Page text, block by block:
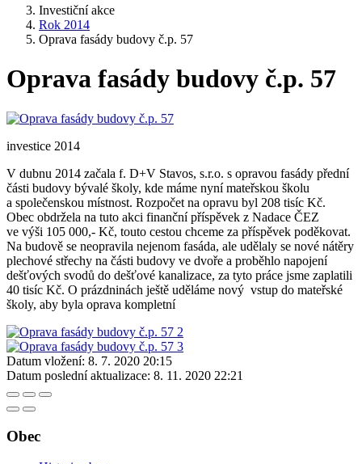
Investiční akce
Rok 2014
Oprava fasády budovy č.p. 57
Oprava fasády budovy č.p. 57
investice 2014
V dubnu 2014 začala f. D+V Stavos, s.r.o. s opravou fasády přední
části budovy bývalé školy, kde máme nyní mateřskou školu
a společenskou místnost. Rozpočet na opravu byl 208 tisíc Kč.
Obec obdržela na tuto akci finanční příspěvek z Nadace ČEZ
ve výši 105 000,- Kč, touto cestou chceme za příspěvek poděkovat.
Na budově se neopravila nejenom fasáda, ale udělaly se nové nátěry
plechové střechy na části budovy ve dvoře a proběhlo napojení
dešťových svodů do dešťové kanalizace, za tyto práce jsme zaplatili
40 tisíc Kč. O prázdninách ještě uděláme nový vstup do mateřské
školy, aby byla oprava kompletní
Datum vložení: 8. 7. 2020 20:15
Datum poslední aktualizace: 8. 11. 2020 22:21
Obec